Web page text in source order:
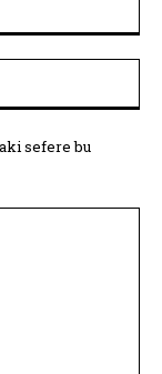
sefere bu